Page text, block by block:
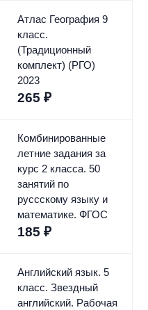
Атлас География 9
класс.
(Традиционный
комплект) (РГО)
2023
265 ₽
Комбинированные
летние задания за
курс 2 класса. 50
занятий по
руссскому языку и
математике. ФГОС
185 ₽
Английский язык. 5
класс. Звездный
английский. Рабочая